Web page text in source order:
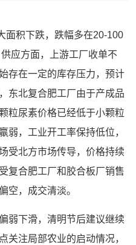
面积下跌，跌幅多在20-100
应方面，上游工厂收单不
存在一定的库存压力，预计
东北复合肥工厂由于产成品
粒尿素价格已经低于小颗粒
弱，工业开工率保持低位，
受北方市场传导，价格持续
复合肥工厂和胶合板厂销售
空，成交清淡。
弱下滑，清明节后建议继续
关注局部农业的启动情况，